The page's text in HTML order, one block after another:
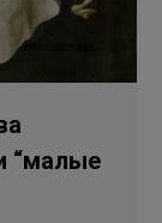
“малые